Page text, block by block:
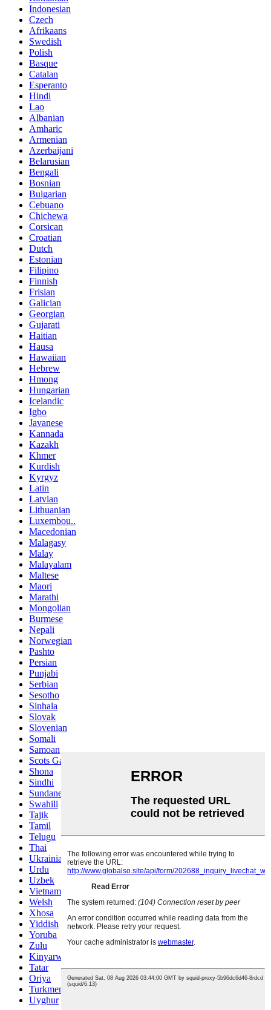
Indonesian
Czech
Afrikaans
Swedish
Polish
Basque
Catalan
Esperanto
Hindi
Lao
Albanian
Amharic
Armenian
Azerbaijani
Belarusian
Bengali
Bosnian
Bulgarian
Cebuano
Chichewa
Corsican
Croatian
Dutch
Estonian
Filipino
Finnish
Frisian
Galician
Georgian
Gujarati
Haitian
Hausa
Hawaiian
Hebrew
Hmong
Hungarian
Icelandic
Igbo
Javanese
Kannada
Kazakh
Khmer
Kurdish
Kyrgyz
Latin
Latvian
Lithuanian
Luxembou..
Macedonian
Malagasy
Malay
Malayalam
Maltese
Maori
Marathi
Mongolian
Burmese
Nepali
Norwegian
Pashto
Persian
Punjabi
Serbian
Sesotho
Sinhala
Slovak
Slovenian
Somali
Samoan
Scots Gaelic
Shona
Sindhi
Sundanese
Swahili
Tajik
Tamil
Telugu
Thai
Ukrainian
Urdu
Uzbek
Vietnamese
Welsh
Xhosa
Yiddish
Yoruba
Zulu
Kinyarwanda
Tatar
Oriya
Turkmen
Uyghur